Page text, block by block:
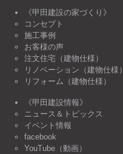
《甲田建設の家づくり》
コンセプト
施工事例
お客様の声
注文住宅（建物仕様）
リノベーション（建物仕様）
リフォーム（建物仕様）
《甲田建設情報》
ニュース＆トピックス
イベント情報
facebook
YouTube（動画）